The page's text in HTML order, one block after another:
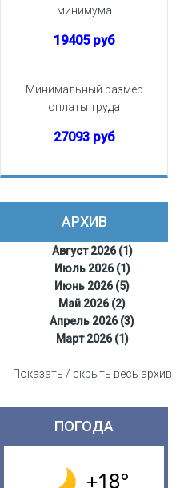
минимума
19405 руб
Минимальный размер
оплаты труда
27093 руб
АРХИВ
Август 2026 (1)
Июль 2026 (1)
Июнь 2026 (5)
Май 2026 (2)
Апрель 2026 (3)
Март 2026 (1)
Показать / скрыть весь архив
ПОГОДА